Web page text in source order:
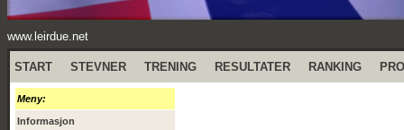
www.leirdue.net
START STEVNER TRENING RESULTATER RANKING
Meny:
Informasjon